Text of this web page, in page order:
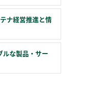
ナ経営推進と情
な製品・サー